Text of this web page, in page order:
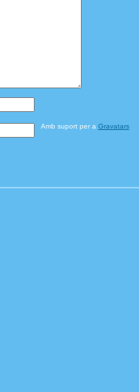
Amb suport per a Gravatars